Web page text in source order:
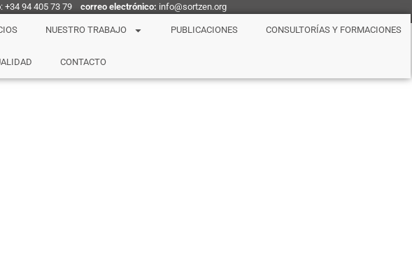
: +34 94 405 73 79 correo electrónico: info@sortzen.org
NUESTRO TRABAJO PUBLICACIONES CONSULTORÍAS Y FORMACIONES
CONTACTO